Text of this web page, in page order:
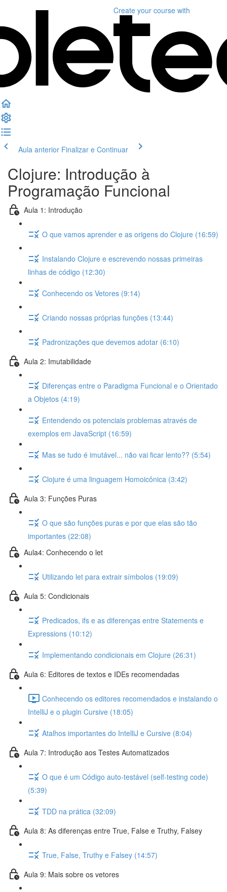
Create your course with
Aula anterior Finalizar e Continuar
Clojure: Introdução à
Programação Funcional
Aula 1: Introdução
O que vamos aprender e as origens do Clojure (16:59)
Instalando Clojure e escrevendo nossas primeiras
linhas de código (12:30)
Conhecendo os Vetores (9:14)
Criando nossas próprias funções (13:44)
Padronizações que devemos adotar (6:10)
Aula 2: Imutabilidade
Diferenças entre o Paradigma Funcional e o Orientado
a Objetos (4:19)
Entendendo os potenciais problemas através de
exemplos em JavaScript (16:59)
Mas se tudo é imutável... não vai ficar lento?? (5:54)
Clojure é uma linguagem Homoicônica (3:42)
Aula 3: Funções Puras
O que são funções puras e por que elas são tão
importantes (22:08)
Aula4: Conhecendo o let
Utilizando let para extrair símbolos (19:09)
Aula 5: Condicionais
Predicados, ifs e as diferenças entre Statements e
Expressions (10:12)
Implementando condicionais em Clojure (26:31)
Aula 6: Editores de textos e IDEs recomendadas
Conhecendo os editores recomendados e instalando o
IntelliJ e o plugin Cursive (18:05)
Atalhos importantes do IntelliJ e Cursive (8:04)
Aula 7: Introdução aos Testes Automatizados
O que é um Código auto-testável (self-testing code)
(5:39)
TDD na prática (32:09)
Aula 8: As diferenças entre True, False e Truthy, Falsey
True, False, Truthy e Falsey (14:57)
Aula 9: Mais sobre os vetores